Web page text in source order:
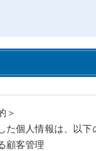
＞
た個人情報は、以下
顧客管理